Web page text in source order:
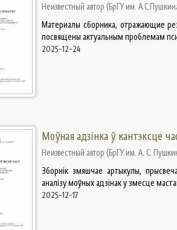
Неизвестный автор (БрГУ им.
Материалы сборника, отражающие
посвящены актуальным проблемам
2025-12-24
Моўная адзінка ў кантэксце
Неизвестный автор (БрГУ им. А. С.
Зборнік змяшчае артыкулы,
аналізу моўных адзінак у змесце
2025-12-17